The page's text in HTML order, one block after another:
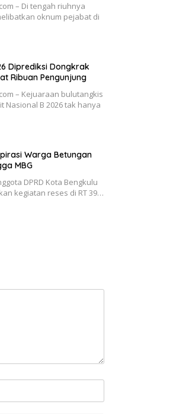
– Di tengah riuhnya
oknum pejabat di
Diprediksi Dongkrak
Ribuan Pengunjung
– Kejuaraan bulutangkis
Nasional B 2026 tak hanya
Warga Betungan
MBG
DPRD Kota Bengkulu
kegiatan reses di RT 39…